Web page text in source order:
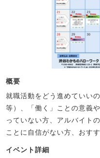
概要
就職活動をどう進めていい
等）、「働く」ことの意義
っていない方、アルバイト
ことに自信がない方、おすす
イベント詳細